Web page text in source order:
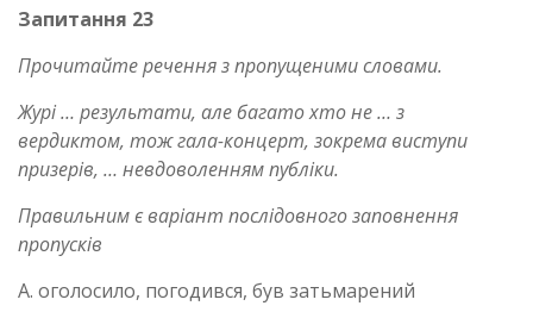
Запитання 23
Прочитайте речення з пропущеними словами.
Журі … результати, але багато хто не … з
вердиктом, тож гала-концерт, зокрема виступи
призерів, … невдоволенням публіки.
Правильним є варіант послідовного заповнення
пропусків
А. оголосило, погодився, був затьмарений